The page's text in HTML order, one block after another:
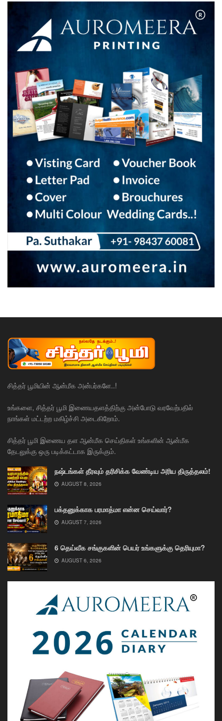
சித்தர் பூமியின் ஆன்மீக அன்பர்களே..!
உங்களை, சித்தர் பூமி இணையதளத்திற்கு அன்போடு வரவேற்பதில்
நாங்கள் மட்டற்ற மகிழ்ச்சி அடைகிறோம்.
சித்தர் பூமி இணைய தள ஆன்மீக செய்திகள் உங்களின் ஆன்மீக
தேடலுக்கு ஒரு படிக்கட்டாக இருக்கும்.
நஷ்டங்கள் தீரவும் தரிசிக்க வேண்டிய அரிய திருத்தலம்!
AUGUST 8, 2026
பக்தனுக்காக பரமாத்மா என்ன செய்வார்?
AUGUST 7, 2026
6 தெய்வீக சங்குகளின் பெயர் உங்களுக்கு தெரியுமா?
AUGUST 6, 2026